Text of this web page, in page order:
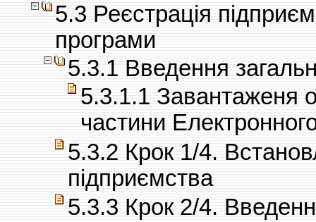
5.3 Реєстрація
програми
5.3.1 Введення
5.3.1.1 Завантаженя
частини
5.3.2 Крок 1/4.
підприємства
5.3.3 Крок 2/4.